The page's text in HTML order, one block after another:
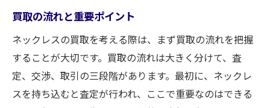
キズや汚れを防ぐコツ
長期間の保管時に気をつけるポイント
プロのクリーニングを利用するメリット
ネックレスの価値を保つための秘訣
買取の流れと重要ポイント
ネックレスの買取を考える際は、まず買取の流れを把握
することが大切です。買取の流れは大きく分けて、査
定、交渉、取引の三段階があります。最初に、ネックレ
スを持ち込むと査定が行われ、ここで重要なのはできる